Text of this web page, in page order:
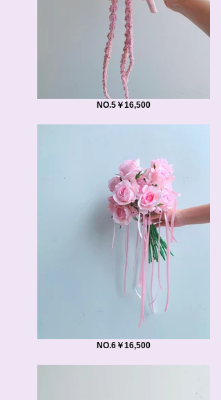
NO.5￥16,500
NO.6￥16,500